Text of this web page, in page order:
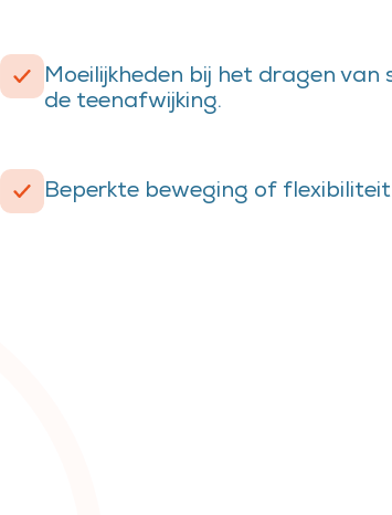
Moeilijkheden bij het dragen van
de teenafwijking.
Beperkte beweging of